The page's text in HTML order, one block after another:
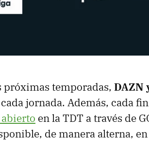
próximas temporadas, DAZN
cada jornada. Además, cada
en la TDT a través de
de manera alterna,